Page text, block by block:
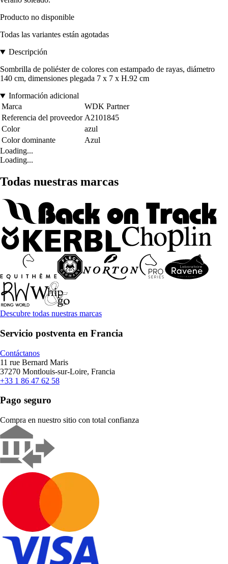
Producto no disponible
Todas las variantes están agotadas
Descripción
Sombrilla de poliéster de colores con estampado de rayas, diámetro
140 cm, dimensiones plegada 7 x 7 x H.92 cm
Información adicional
Marca
WDK Partner
Referencia del proveedor A2101845
Color
azul
Color dominante
Azul
Loading...
Loading...
Todas nuestras marcas
Descubre todas nuestras marcas
Servicio postventa en Francia
Contáctanos
11 rue Bernard Maris
37270 Montlouis-sur-Loire, Francia
+33 1 86 47 62 58
Pago seguro
Compra en nuestro sitio con total confianza